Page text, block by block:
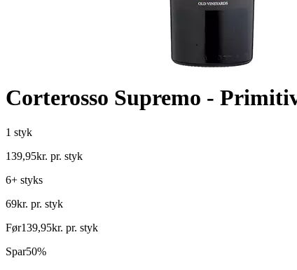
Corterosso Supremo -
1 styk
139,95kr. pr. styk
6+ styks
69kr. pr. styk
Før139,95kr. pr. styk
Spar50%